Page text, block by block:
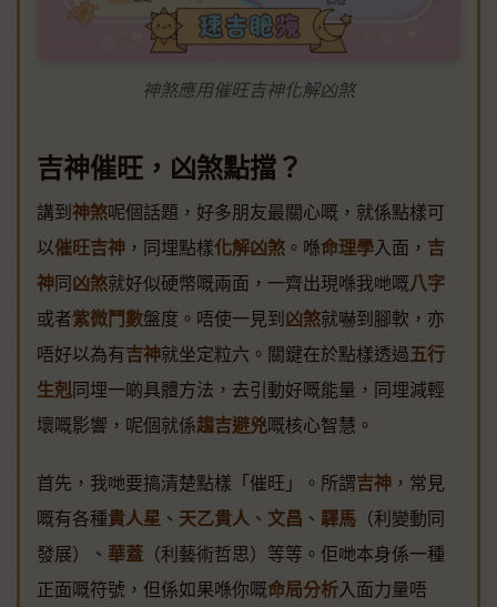
神煞應用催旺吉神化解凶煞
吉神催旺，凶煞點擋？
講到 神煞呢個話題，好多朋友最關心嘅，就係點樣可
以催旺吉神 ，同埋點樣化解凶煞 。喺命理學入面， 吉
神 同 凶煞就好似硬幣嘅兩面，一齊出現喺我哋嘅八字
或者紫微鬥數盤度。唔使一見到 凶煞就嚇到腳軟，亦
唔好以為有吉神就坐定粒六。關鍵在於點樣透過五行
生剋 同埋一啲具體方法，去引動好嘅能量，同埋減輕
壞嘅影響，呢個就係趨吉避兇嘅核心智慧。
首先，我哋要搞清楚點樣「催旺」。所謂吉神 ，常見
嘅有各種貴人星 、 天乙貴人 、 文昌 、 驛馬 （利變動同
發展）、 華蓋 （利藝術哲思）等等。佢哋本身係一種
正面嘅符號，但係如果喺你嘅命局分析入面力量唔